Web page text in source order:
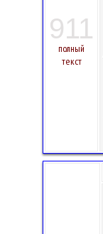
911
полный
текст